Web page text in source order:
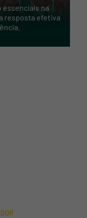
essenciais na
resposta efetiva